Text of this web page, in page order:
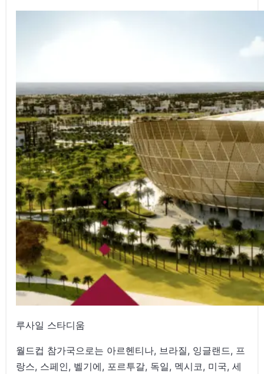
루사일 스타디움
월드컵 참가국으로는 아르헨티나, 브라질, 잉글랜드, 프
랑스, 스페인, 벨기에, 포르투갈, 독일, 멕시코, 미국, 세